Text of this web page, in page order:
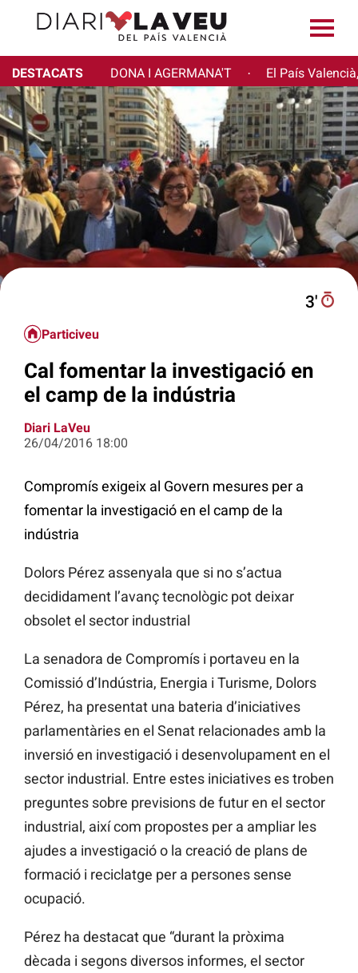
DESTACATS DONA I AGERMANA'T · El País
3′
Particiveu
Cal fomentar la investigació en
el camp de la indústria
Diari LaVeu
26/04/2016 18:00
Compromís exigeix al Govern mesures per a
fomentar la investigació en el camp de la
indústria
Dolors Pérez assenyala que si no s’actua
decididament l’avanç tecnològic pot deixar
obsolet el sector industrial
La senadora de Compromís i portaveu en la
Comissió d’Indústria, Energia i Turisme, Dolors
Pérez, ha presentat una bateria d’iniciatives
parlamentàries en el Senat relacionades amb la
inversió en investigació i desenvolupament en el
sector industrial. Entre estes iniciatives es troben
preguntes sobre previsions de futur en el sector
industrial, així com propostes per a ampliar les
ajudes a investigació o la creació de plans de
formació i reciclatge per a persones sense
ocupació.
Pérez ha destacat que “durant la pròxima
dècada i segons diversos informes, el sector